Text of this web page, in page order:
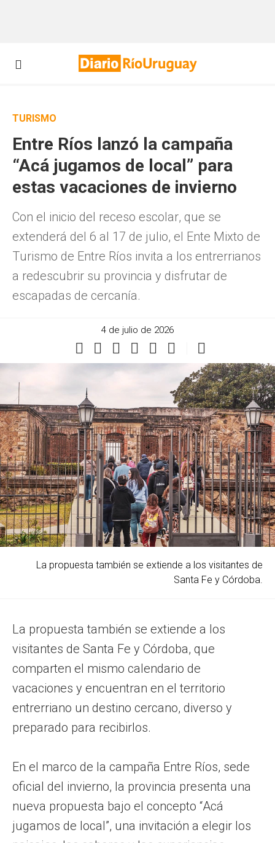
TURISMO
Entre Ríos lanzó la campaña
“Acá jugamos de local” para
estas vacaciones de invierno
Con el inicio del receso escolar, que se
extenderá del 6 al 17 de julio, el Ente Mixto de
Turismo de Entre Ríos invita a los entrerrianos
a redescubrir su provincia y disfrutar de
escapadas de cercanía.
4 de julio de 2026
La propuesta también se extiende a los visitantes de
Santa Fe y Córdoba.
La propuesta también se extiende a los
visitantes de Santa Fe y Córdoba, que
comparten el mismo calendario de
vacaciones y encuentran en el territorio
entrerriano un destino cercano, diverso y
preparado para recibirlos.
En el marco de la campaña Entre Ríos, sede
oficial del invierno, la provincia presenta una
nueva propuesta bajo el concepto “Acá
jugamos de local”, una invitación a elegir los